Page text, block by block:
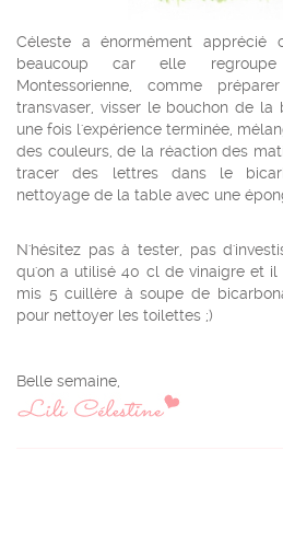
Céleste a énormément apprécié
beaucoup car elle
Montessorienne, comme
transvaser, visser le bouchon de
une fois l'expérience terminée,
des couleurs, de la réaction des
tracer des lettres dans le
nettoyage de la table avec une
N'hésitez pas à tester, pas
qu'on a utilisé 40 cl de vinaigre et
mis 5 cuillère à soupe de
pour nettoyer les toilettes ;)
Belle semaine,